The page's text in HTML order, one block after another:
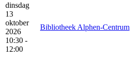
dinsdag
13
oktober
2026
10:30 -
12:00
Bibliotheek Alphen-Centrum